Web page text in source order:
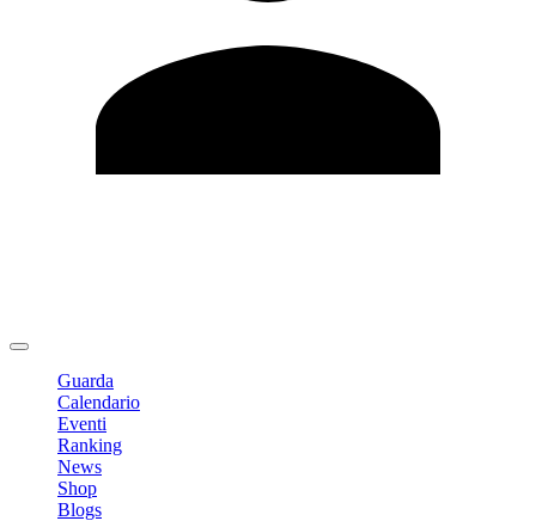
Guarda
Calendario
Eventi
Ranking
News
Shop
Blogs